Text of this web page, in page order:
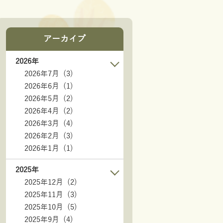
アーカイブ
2026年
2026年7月 (3)
2026年6月 (1)
2026年5月 (2)
2026年4月 (2)
2026年3月 (4)
2026年2月 (3)
2026年1月 (1)
2025年
2025年12月 (2)
2025年11月 (3)
2025年10月 (5)
2025年9月 (4)